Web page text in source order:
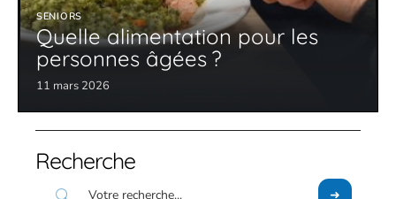
SENIORS
Quelle alimentation pour les
personnes âgées ?
11 mars 2026
Recherche